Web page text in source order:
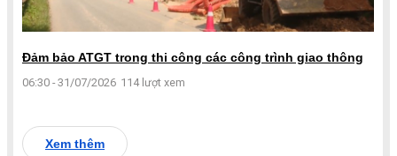
Đảm bảo ATGT trong thi công các công trình giao thông
06:30 - 31/07/2026 114 lượt xem
Xem thêm